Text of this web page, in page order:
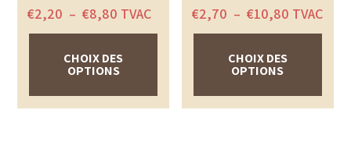
€2,20 – €8,80 Plage
€2,20
à
TVAC
CHOIX DES
OPTIONS
Ce
€2,70 – €10,80Plage
TVAC
CHOIX DES
OPTIONS
Ce